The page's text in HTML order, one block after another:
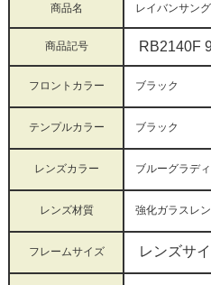
商品名 レイバンサン
商品記号 RB2140F
フロントカラー ブラック
テンプルカラー ブラック
レンズカラー ブルーグラディ
レンズ材質 強化ガラス レ
フレームサイズ レンズサ